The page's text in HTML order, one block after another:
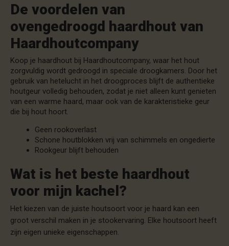
De voordelen van
ovengedroogd haardhout van
Haardhoutcompany
Koop je haardhout bij Haardhoutcompany, waar het hout
zorgvuldig wordt gedroogd in speciale droogkamers. Door het
gebruik van hetelucht in het droogproces blijft de authentieke
houtgeur volledig behouden, zodat je niet alleen kunt genieten
van een warme haard, maar ook van de karakteristieke geur
die bij hout hoort.
Geen rookoverlast
Schone houtblokken vrij van schimmels en ongedierte
Rookgeur blijft behouden
Wat is het beste haardhout
voor mijn kachel?
Het kiezen van de juiste houtsoort voor je haard kan een
groot verschil maken in je stookervaring. Elke houtsoort heeft
zijn eigen unieke eigenschappen.